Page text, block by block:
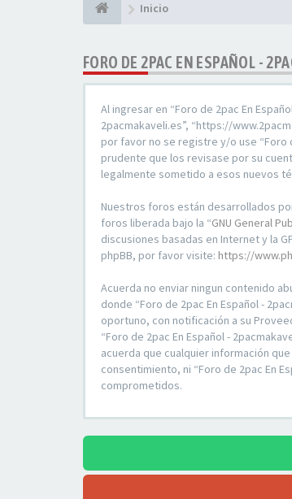
Inicio
FORO DE 2PAC EN ESPAÑOL -
Al ingresar en “Foro de 2pac En
2pacmakaveli.es”, “https://
por favor no se registre y/o use “Foro
prudente que los revisase por su
legalmente sometido a esos nuevos
Nuestros foros están desarrollados por
foros liberada bajo la “GNU General
discusiones basadas en Internet y la
phpBB, por favor visite: https://
Acuerda no enviar ningun contenido
donde “Foro de 2pac En Español -
oportuno, con notificación a su
“Foro de 2pac En Español -
acuerda que cualquier información
consentimiento, ni “Foro de 2pac En
comprometidos.